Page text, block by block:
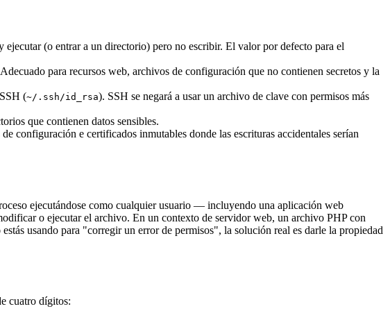
(o entrar a un directorio) pero no escribir. El valor por defecto para el
para recursos web, archivos de configuración que no contienen secretos y la
(~/.ssh/id_rsa). SSH se negará a usar un archivo de clave con permisos más
que contienen datos sensibles.
configuración e certificados inmutables donde las escrituras accidentales serían
ejecutándose como cualquier usuario — incluyendo una aplicación web
o ejecutar el archivo. En un contexto de servidor web, un archivo PHP con
usando para "corregir un error de permisos", la solución real es darle la propiedad
cuatro dígitos: